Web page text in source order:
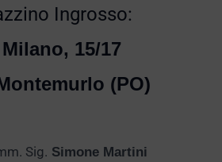
Ingrosso:
15/17
(PO)
Sig. Simone Martini